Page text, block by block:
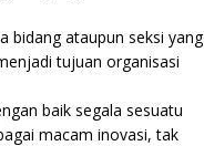
bidang ataupun seksi yang
tujuan organisasi
baik segala sesuatu
macam inovasi, tak